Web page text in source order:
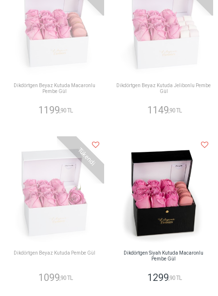
Dikdörtgen Beyaz Kutuda Macaronlu
Pembe Gül
1199 ,90 TL
Dikdörtgen Beyaz Kutuda Jelibonlu Pembe
Gül
1149 ,90 TL
Tükendi
Dikdörtgen Beyaz Kutuda Pembe Gül
1099,90 TL
Dikdörtgen Siyah Kutuda Macaronlu
Pembe Gül
1299,90 TL